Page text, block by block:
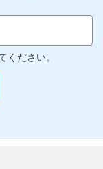
ください。